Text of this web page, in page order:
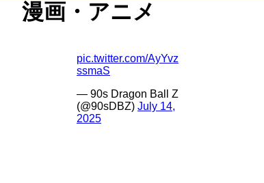
内 漫画・アニメ
pic.twitter.com/AyYvz
ssmaS
— 90s Dragon Ball Z
(@90sDBZ) July 14,
2025